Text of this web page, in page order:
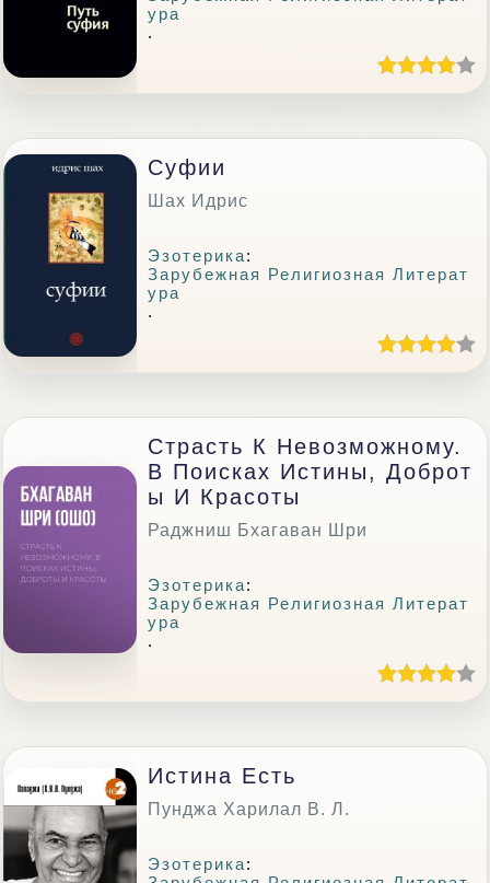
Ура
.
Суфии
Шах Идрис
Эзотерика:
Зарубежная Религиозная Литерат
Ура
.
Страсть К Невозможному.
В Поисках Истины, Доброт
Ы И Красоты
Раджниш Бхагаван Шри
Эзотерика:
Зарубежная Религиозная Литерат
Ура
.
Истина Есть
Пунджа Харилал В. Л.
Эзотерика: